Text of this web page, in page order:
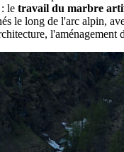
le travail du marbre
le long de l'arc alpin,